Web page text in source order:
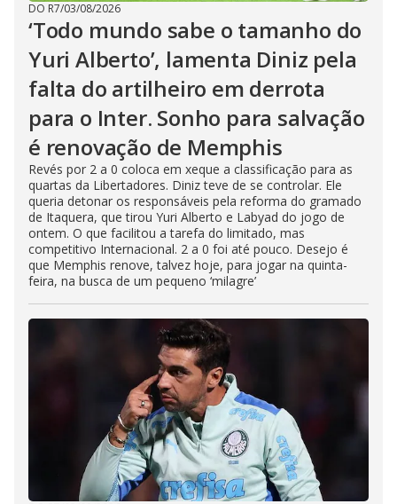
DO R7/03/08/2026
‘Todo mundo sabe o tamanho do
Yuri Alberto’, lamenta Diniz pela
falta do artilheiro em derrota
para o Inter. Sonho para salvação
é renovação de Memphis
Revés por 2 a 0 coloca em xeque a classificação para as
quartas da Libertadores. Diniz teve de se controlar. Ele
queria detonar os responsáveis pela reforma do gramado
de Itaquera, que tirou Yuri Alberto e Labyad do jogo de
ontem. O que facilitou a tarefa do limitado, mas
competitivo Internacional. 2 a 0 foi até pouco. Desejo é
que Memphis renove, talvez hoje, para jogar na quinta-
feira, na busca de um pequeno ‘milagre’